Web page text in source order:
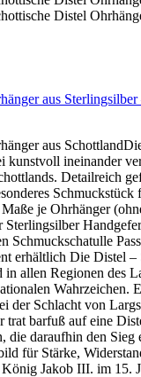
aus
aus
kunstvoll ineinander
Detailreich
Schmuckstück
je Ohrhänger
Sterlingsilber
Schmuckschatulle
erhältlich Die Distel –
allen Regionen des
Wahrzeichen.
der Schlacht von
barfuß auf eine
die daraufhin den Sieg
für Stärke,
Jakob III. im 15.